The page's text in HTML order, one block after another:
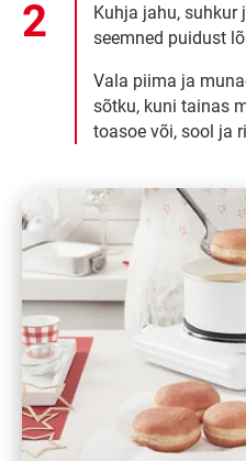
Kuhja jahu,
seemned puidust
Vala piima ja
sõtku, kuni tainas
toasoe või, sool ja